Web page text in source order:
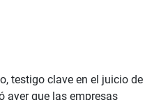
testigo clave en el juicio de
ayer que las empresas